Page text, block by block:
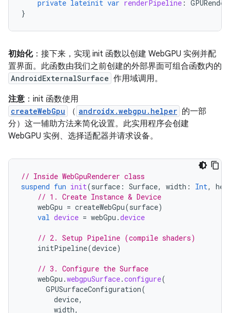
private lateinit var renderPipeline :
}
初始化：接下来，实现 init 函数以创建 WebGPU 实例并配
置界面。此函数由我们之前创建的外部界面可组合函数内的
AndroidExternalSurface 作用域调用。
注意：init 函数使用
createWebGpu （ androidx.webgpu.helper 的一部
分）这一辅助方法来简化设置。此实用程序会创建
WebGPU 实例、选择适配器并请求设备。
// Inside WebGpuRenderer class
suspend fun init(surface : Surface, width : Int,
// 1. Create Instance & Device
webGpu = createWebGpu(surface)
val device = webGpu .device
// 2. Setup Pipeline (compile shaders)
initPipeline(device)
// 3. Configure the Surface
webGpu .webgpuSurface.configure(
GPUSurfaceConfiguration(
device,
width,